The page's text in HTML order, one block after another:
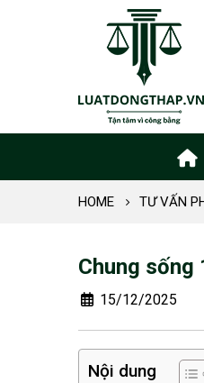
HOME TƯ VẤN
Chung sống
15/12/2025
Nội dung